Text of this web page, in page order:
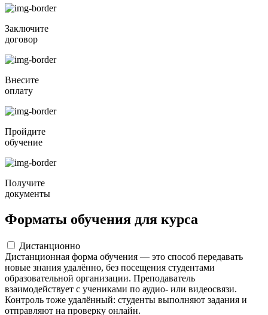
Заключите
договор
Внесите
оплату
Пройдите
обучение
Получите
документы
Форматы обучения для курса
Дистанционно
Дистанционная форма обучения — это способ передавать
новые знания удалённо, без посещения студентами
образовательной организации. Преподаватель
взаимодействует с учениками по аудио- или видеосвязи.
Контроль тоже удалённый: студенты выполняют задания и
отправляют на проверку онлайн.